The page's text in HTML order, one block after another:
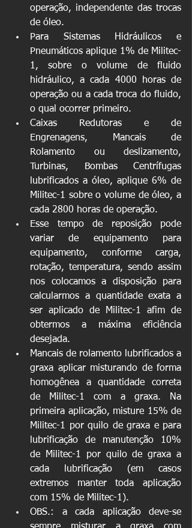
operação, independente das trocas
de óleo.
Para Sistemas Hidráulicos e
Pneumáticos aplique 1% de Militec-
1, sobre o volume de fluido
hidráulico, a cada 4000 horas de
operação ou a cada troca do fluido,
o qual ocorrer primeiro.
Caixas Redutoras e de
Engrenagens, Mancais de
Rolamento ou deslizamento,
Turbinas, Bombas Centrífugas
lubrificados a óleo, aplique 6% de
Militec-1 sobre o volume de óleo, a
cada 2800 horas de operação.
Esse tempo de reposição pode
variar de equipamento para
equipamento, conforme carga,
rotação, temperatura, sendo assim
nos colocamos a disposição para
calcularmos a quantidade exata a
ser aplicado de Militec-1 afim de
obtermos a máxima eficiência
desejada.
Mancais de rolamento lubrificados a
graxa aplicar misturando de forma
homogênea a quantidade correta
de Militec-1 com a graxa. Na
primeira aplicação, misture 15% de
Militec-1 por quilo de graxa e para
lubrificação de manutenção 10%
de Militec-1 por quilo de graxa a
cada lubrificação (em casos
extremos manter toda aplicação
com 15% de Militec-1).
OBS.: a cada aplicação deve-se